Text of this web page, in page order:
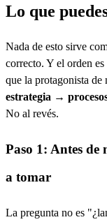
Lo que
Nada de esto sirve
correcto. Y el orden
que la protagonista
estrategia →
No al revés.
Paso 1: Antes de
a tomar
La pregunta no es